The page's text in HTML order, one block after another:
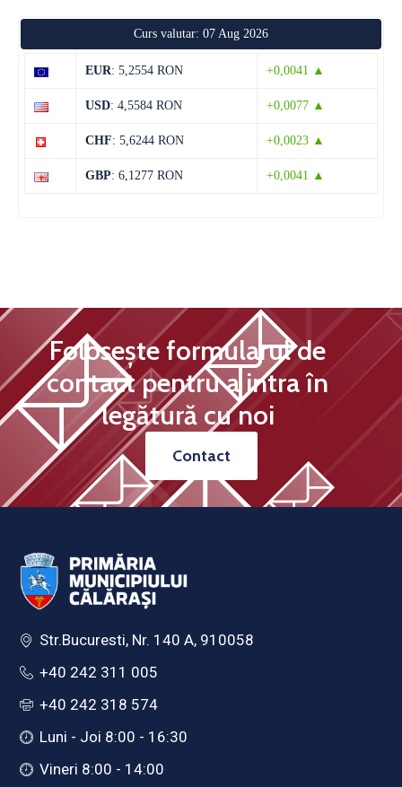
28°C 13°C
Vineri
15 august
Curs valutar: 07 Aug 2026
EUR: 5,2554 RON +0,0041 ▲
USD: 4,5584 RON +0,0077 ▲
CHF: 5,6244 RON +0,0023 ▲
GBP: 6,1277 RON +0,0041 ▲
Folosește formularul de
contact pentru a intra în
legătură cu noi
Contact
Str.Bucuresti, Nr. 140 A, 910058
+40 242 311 005
+40 242 318 574
Luni - Joi 8:00 - 16:30
Vineri 8:00 - 14:00